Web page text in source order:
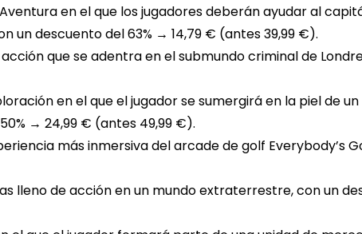
Aventura en el que los jugadores deberán ayudar al
un descuento del 63% → 14,79 € (antes 39,99 €).
que se adentra en el submundo criminal de
en el que el jugador se sumergirá en la piel de
→ 24,99 € (antes 49,99 €).
más inmersiva del arcade de golf Everybody’s
lleno de acción en un mundo extraterrestre, con un